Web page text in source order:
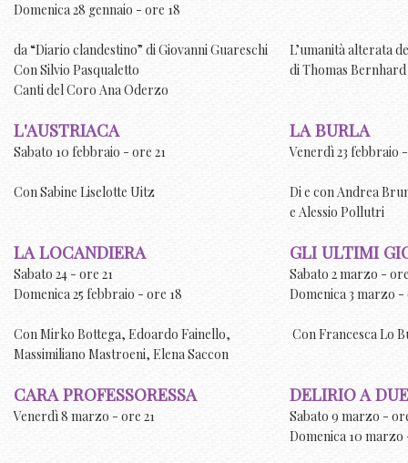
Domenica 28 gennaio - ore 18
da “Diario clandestino” di Giovanni Guareschi
L’umanità alterata
Con Silvio Pasqualetto
di Thomas Bernhard
Canti del Coro Ana Oderzo
L'AUSTRIACA LA BURLA
Sabato 10 febbraio - ore 21 Venerdì 23 febbraio
Con Sabine Liselotte Uitz
Di e con Andrea
e Alessio Pollutri
LA LOCANDIERA GLI ULTIMI
Sabato 24 - ore 21
Sabato 2 marzo -
Domenica 25 febbraio - ore 18
Domenica 3 marzo -
Con Mirko Bottega, Edoardo Fainello,
Con Francesca Lo
Massimiliano Mastroeni, Elena Saccon
CARA PROFESSORESSA DELIRIO A DUE
Venerdì 8 marzo - ore 21
Sabato 9 marzo -
Domenica 10 marzo